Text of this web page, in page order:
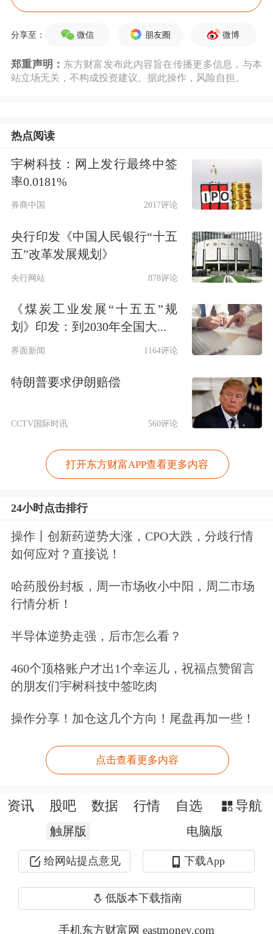
质性订单协议，后续合作能否达成、订
单规模、产品单价及对公司经营业绩的
个别网络平台存在涉及公司六氟化钨产
容，公司提醒广大投资者以正式公告为
准。
和远气体
：目前公司六氟化钨产品尚处
于试生产阶段 尚未签署任何具有法律
约束力的实质性订单协议
和远气体(002971)6月8日发布股票交易
异常波动公告，公司近期关注到有媒体
报道“日本六氟化钨供应商因原材料供
应问题计划削减下半年产量”及“公司可
能受益于境外厂商停产”等市场传闻；
同时，公司关注到网络平台有个别用户
发表涉及公司六氟化钨产品产能下半年
量产、已获客户认证的不实内容。经公
司自查，目前公司六氟化钨产品尚处于
试生产阶段，公司尚未签署任何具有法
尚未产生任何业绩。公司郑重提醒广大
以公司在深交所网站及指定信息披露媒
奥比中光：公司不直接从事物理AI的开
发
奥比中光(688322)6月8日发布股票交易
异常波动公告，公司股票交易价格连续
3个交易日收盘价格涨幅偏离值累计超
过30%。公司主营业务是3D视觉感知产
品的设计、研发、生产和销售，主要产
品包括消费级应用设备、3D视觉传感
和工业级应用设备，公司不直接从事
物理AI的开发。物理AI技术研发投入
分享至： 微信 朋友圈 微博
郑重声明： 东方财富发布此内容旨在传播更多信息，与本
站立场无关，不构成投资建议。据此操作，风险自担。
热点阅读
宇树科技：网上发行最终中签
率0.0181%
券商中国 2017评论
央行印发《中国人民银行“十五
五”改革发展规划》
央行网站 878评论
《煤炭工业发展“十五五”规
划》印发：到2030年全国大...
界面新闻 1164评论
特朗普要求伊朗赔偿
CCTV国际时讯 560评论
打开东方财富APP查看更多内容
24小时点击排行
操作丨创新药逆势大涨，CPO大跌，分歧行情
如何应对？直接说！
哈药股份封板，周一市场收小中阳，周二市场
行情分析！
半导体逆势走强，后市怎么看？
460个顶格账户才出1个幸运儿，祝福点赞留言
的朋友们宇树科技中签吃肉
操作分享！加仓这几个方向！尾盘再加一些！
点击查看更多内容
资讯 股吧 数据 行情 自选 导航
触屏版 电脑版
给网站提点意见 下载App
低版本下载指南
手机东方财富网 eastmoney.com